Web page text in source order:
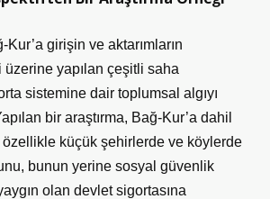
girişin ve aktarımların
yapılan çeşitli saha
sistemine dair toplumsal algıyı
bir araştırma, Bağ-Kur’a dahil
özellikle küçük şehirlerde ve köylerde
bunun yerine sosyal güvenlik
olan devlet sigortasına